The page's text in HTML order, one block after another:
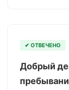
✔ ОТВЕЧЕНО
Добрый